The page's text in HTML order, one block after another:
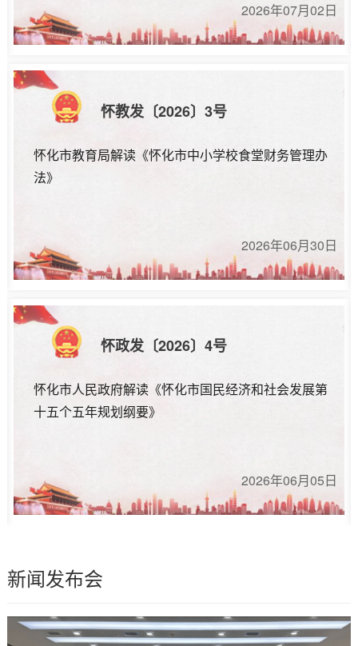
2026年07月02日
怀教发〔2026〕3号
怀化市教育局解读《怀化市中小学校食堂财务管理办
法》
2026年06月30日
怀政发〔2026〕4号
怀化市人民政府解读《怀化市国民经济和社会发展第
十五个五年规划纲要》
2026年06月05日
新闻发布会